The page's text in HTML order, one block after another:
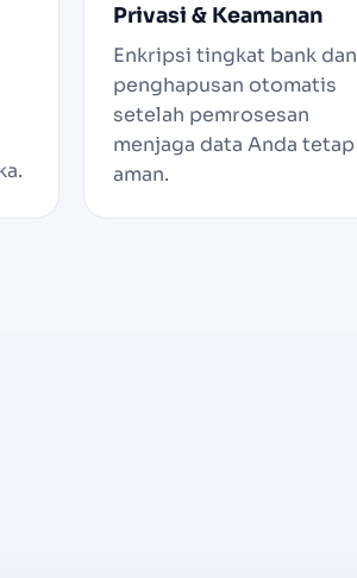
Privasi & Keamanan
Enkripsi tingkat bank dan
penghapusan otomatis
setelah pemrosesan
menjaga data Anda tetap
aman.